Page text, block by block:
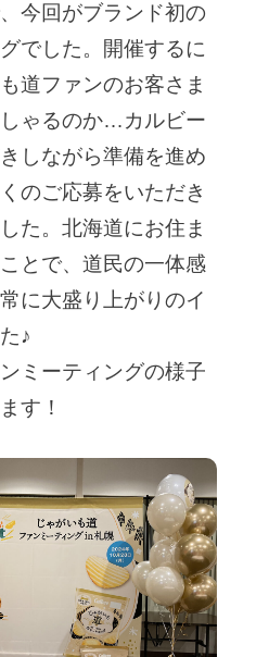
今回がブランド初の
でした。開催するに
道ファンのお客さま
ゃるのか…カルビー
しながら準備を進め
のご応募をいただき
た。北海道にお住ま
とで、道民の一体感
に大盛り上がりのイ
♪
ミーティングの様子
す！